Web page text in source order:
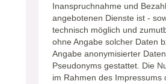
Inanspruchnahme und
angebotenen Dienste ist -
technisch möglich und
ohne Angabe solcher Daten
Angabe anonymisierter
Pseudonyms gestattet. Die
im Rahmen des Impressums